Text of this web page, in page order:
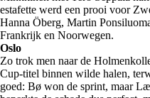
estafette werd een prooi voor
Hanna Öberg, Martin
Frankrijk en Noorwegen.
Oslo
Zo trok men naar de
Cup-titel binnen wilde halen,
goed: Bø won de sprint, maar